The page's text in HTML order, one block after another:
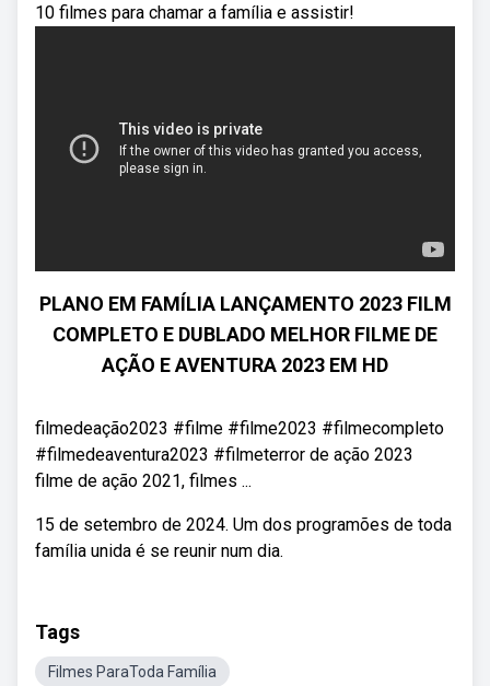
10 filmes para chamar a família e assistir!
PLANO EM FAMÍLIA LANÇAMENTO 2023 FILM
COMPLETO E DUBLADO MELHOR FILME DE
AÇÃO E AVENTURA 2023 EM HD
filmedeação2023 #filme #filme2023 #filmecompleto
#filmedeaventura2023 #filmeterror de ação 2023
filme de ação 2021, filmes ...
15 de setembro de 2024. Um dos programões de toda
família unida é se reunir num dia.
Tags
Filmes ParaToda Família